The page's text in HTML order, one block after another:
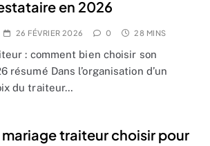
en 2026
26 FÉVRIER 2026 0 28 MINS
: comment bien choisir son
résumé Dans l’organisation d’un
du traiteur…
traiteur choisir pour